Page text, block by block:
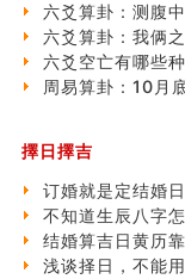
六爻算卦：测腹
六爻算卦：我俩
六爻空亡有哪些
周易算卦：10月
擇日擇吉
订婚就是定结婚
不知道生辰八字
结婚算吉日黄历
浅谈择日，不能